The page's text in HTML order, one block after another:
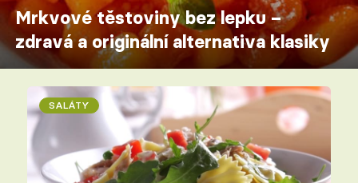
Mrkvové těstoviny bez lepku –
zdravá a originální alternativa klasiky
SALÁTY